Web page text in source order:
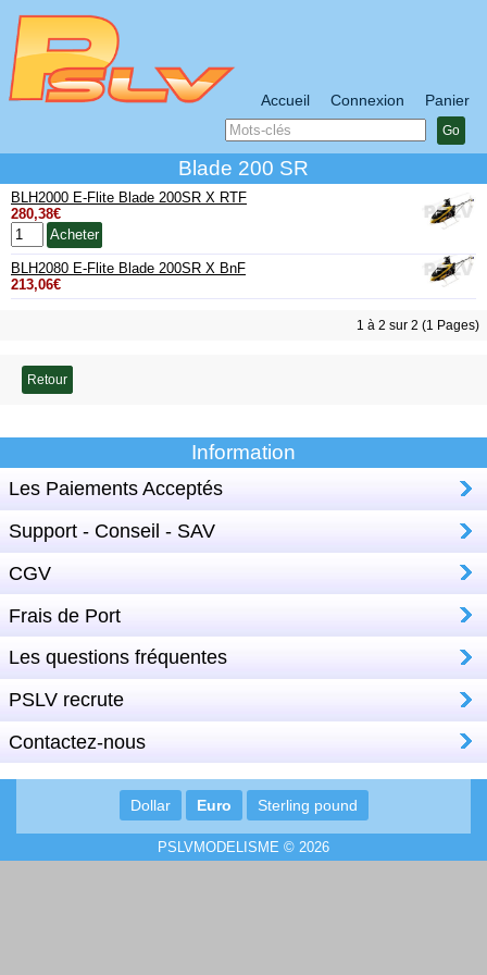
Accueil Connexion Panier
Go
Blade 200 SR
BLH2000 E-Flite Blade 200SR X RTF
280,38€
BLH2080 E-Flite Blade 200SR X BnF
213,06€
1 à 2 sur 2 (1 Pages)
Retour
Information
Les Paiements Acceptés
Support - Conseil - SAV
CGV
Frais de Port
Les questions fréquentes
PSLV recrute
Contactez-nous
Dollar Euro Sterling pound
PSLVMODELISME © 2026